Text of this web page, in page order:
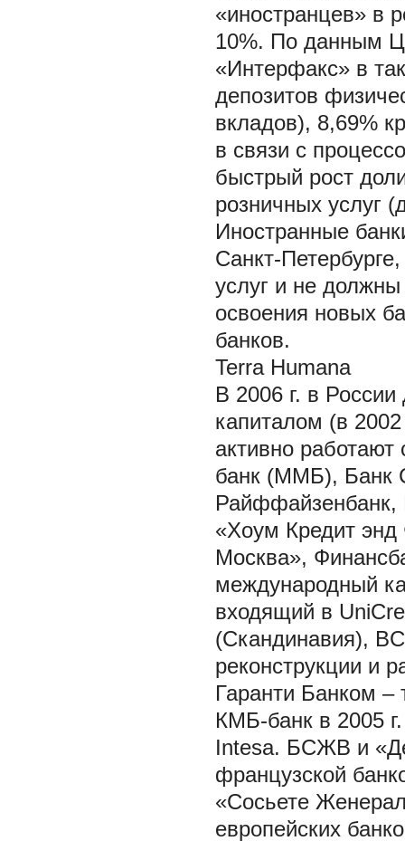
«иностранцев» в
10%. По данным
«Интерфакс» в
депозитов
вкладов), 8,69%
в связи с
быстрый рост
розничных услуг
Иностранные
Санкт-
услуг и не
освоения новых
банков.
Terra Humana
В 2006 г. в
капиталом (в
активно
банк (ММБ), Банк
Райффайзенбанк,
«Хоум Кредит энд
Москва»,
международный
входящий в
(Скандинавия),
реконструкции и
Гаранти Банком –
КМБ-банк в 2005
Intesa. БСЖВ и
французской
«Сосьете
европейских